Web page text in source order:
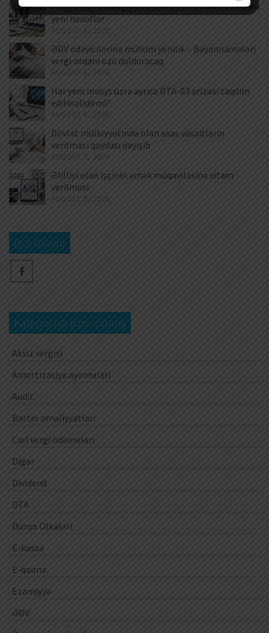
Məşğulluq Strategiyası 2026–2030: Əmək bazarında
yeni hədəflər
AUGUST 6, 2026
ƏDV ödəyicilərinə mühüm yenilik – Bəyannamələri
vergi orqanı özü dolduracaq
AUGUST 6, 2026
Hər yeni invoys üzrə ayrıca DTA-03 ərizəsi təqdim
edilməlidirmi?
AUGUST 6, 2026
Dövlət mülkiyyətində olan əsas vəsaitlərin
verilməsi qaydası dəyişib
AUGUST 5, 2026
Əlilliyi olan işçinin əmək müqaviləsinə xitam
verilməsi
AUGUST 5, 2026
Bizi izləyin
Kateqoriya üzrə axtarış
Aksiz vergisi
Amortizasiya ayırmaları
Audit
Barter əməliyyatları
Cari vergi ödəmələri
Digər
Dividend
DTA
Dünya Ölkələri
E-kassa
E-qaimə
Ezamiyyə
ƏDV